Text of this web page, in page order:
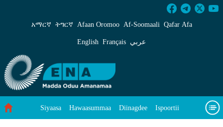
Haala teessuma istaatistiksii fi bifa
አማርኛ ትግርኛ Afaan Oromoo Af‑Soomaali Qafar Afa
English Français عربي
Siyaasa Hawaasummaa Diinagdee Ispoortii